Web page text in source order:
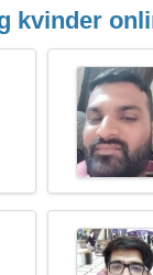
kvinder